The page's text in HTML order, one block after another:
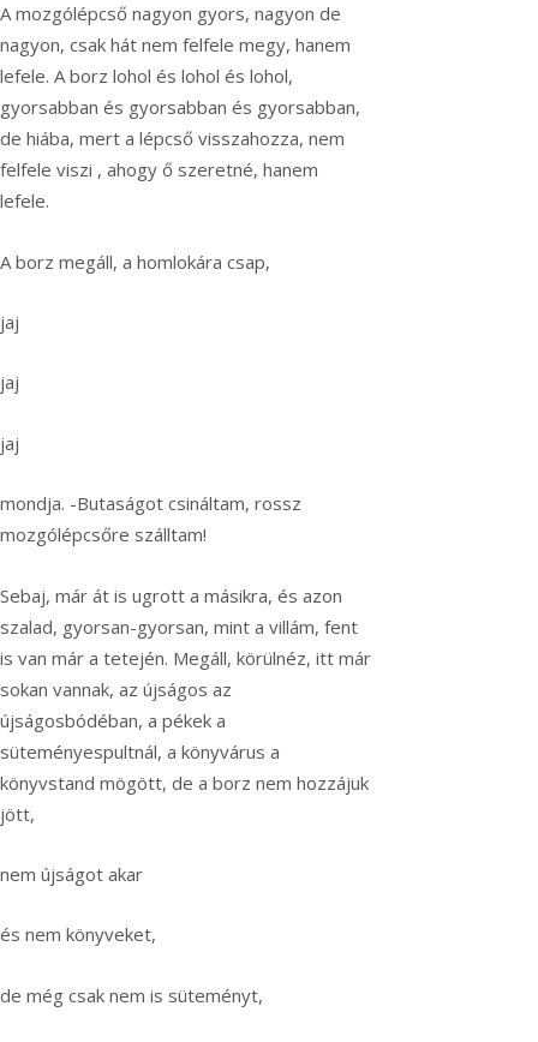
A mozgólépcső nagyon gyors, nagyon de
nagyon, csak hát nem felfele megy, hanem
lefele. A borz lohol és lohol és lohol,
gyorsabban és gyorsabban és gyorsabban,
de hiába, mert a lépcső visszahozza, nem
felfele viszi , ahogy ő szeretné, hanem
lefele.
A borz megáll, a homlokára csap,
jaj
jaj
jaj
mondja. -Butaságot csináltam, rossz
mozgólépcsőre szálltam!
Sebaj, már át is ugrott a másikra, és azon
szalad, gyorsan-gyorsan, mint a villám, fent
is van már a tetején. Megáll, körülnéz, itt már
sokan vannak, az újságos az
újságosbódéban, a pékek a
süteményespultnál, a könyvárus a
könyvstand mögött, de a borz nem hozzájuk
jött,
nem újságot akar
és nem könyveket,
de még csak nem is süteményt,